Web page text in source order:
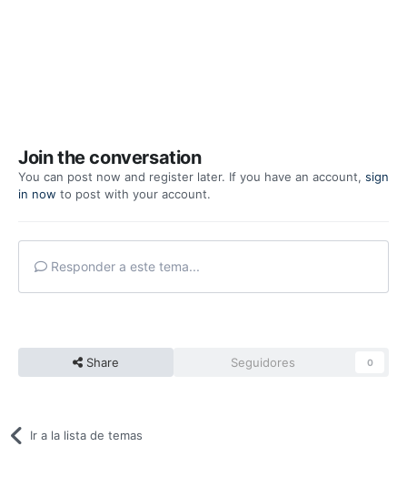
Join the conversation
You can post now and register later. If you have an account, sign
in now to post with your account.
Responder a este tema...
Share Seguidores 0
Ir a la lista de temas